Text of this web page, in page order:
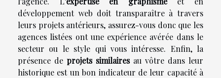
développement web doit transparaître à travers
leurs projets antérieurs, assurez-vous donc que les
agences listées ont une expérience avérée dans le
secteur ou le style qui vous intéresse. Enfin, la
présence de projets similairesau vôtre dans leur
historique est un bon indicateur de leur capacité à